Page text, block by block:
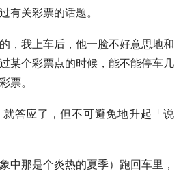
有关彩票的话题。
，我上车后，他一脸不好意思地和
某个彩票点的时候，能不能停车几
票。
答应了，但不可避免地升起「说
中那是个炎热的夏季）跑回车里，